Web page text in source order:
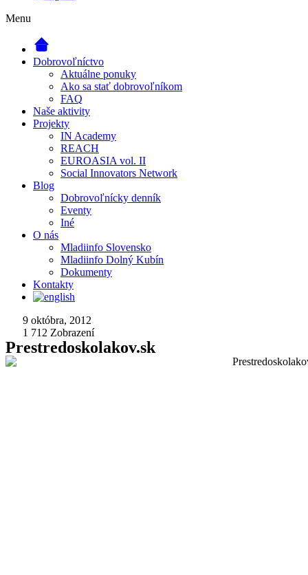
Menu
Dobrovoľníctvo
Aktuálne ponuky
Ako sa stať dobrovoľníkom
FAQ
Naše aktivity
Projekty
IN Academy
REACH
EUROASIA vol. II
Social Innovators Network
Blog
Dobrovoľnícky denník
Eventy
Iné
O nás
Mladiinfo Slovensko
Mladiinfo Dolný Kubín
Dokumenty
Kontakty
9 októbra, 2012
1 712 Zobrazení
Prestredoskolakov.sk